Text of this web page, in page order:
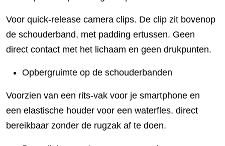
Voor quick-release camera clips. De clip zit bovenop
de schouderband, met padding ertussen. Geen
direct contact met het lichaam en geen drukpunten.
Opbergruimte op de schouderbanden
Voorzien van een rits-vak voor je smartphone en
een elastische houder voor een waterfles, direct
bereikbaar zonder de rugzak af te doen.